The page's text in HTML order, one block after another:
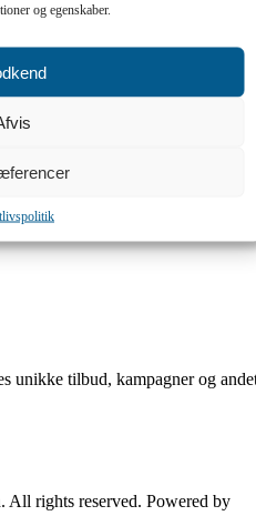
og egenskaber.
unikke tilbud, kampagner og
rights reserved. Powered by